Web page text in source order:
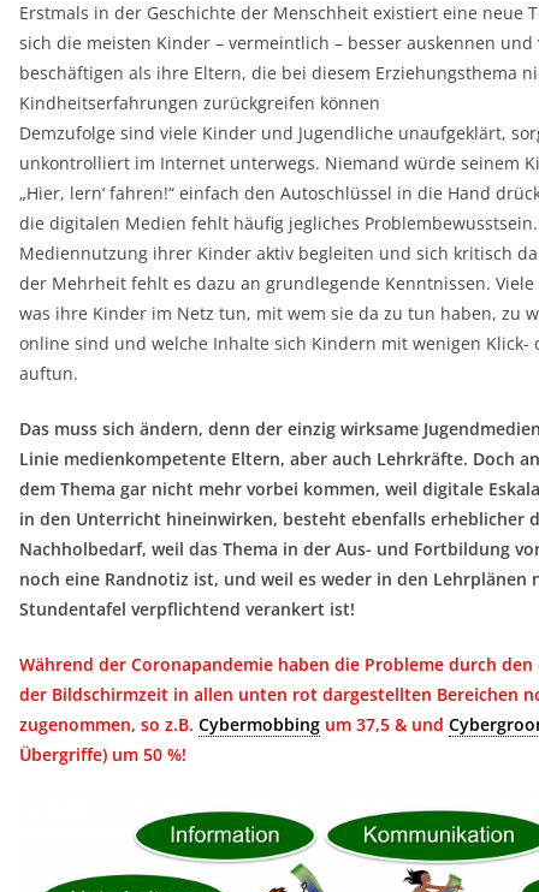
Erstmals in der Geschichte der Menschheit existiert eine neue
sich die meisten Kinder – vermeintlich – besser auskennen und
beschäftigen als ihre Eltern, die bei diesem Erziehungsthema
Kindheitserfahrungen zurückgreifen können
Demzufolge sind viele Kinder und Jugendliche unaufgeklärt,
unkontrolliert im Internet unterwegs. Niemand würde seinem
„Hier, lern‘ fahren!“ einfach den Autoschlüssel in die Hand
die digitalen Medien fehlt häufig jegliches
Mediennutzung ihrer Kinder aktiv begleiten und sich kritisch
der Mehrheit fehlt es dazu an grundlegende Kenntnissen.
was ihre Kinder im Netz tun, mit wem sie da zu tun haben, zu
online sind und welche Inhalte sich Kindern mit wenigen Klick-
auftun.
Das muss sich ändern, denn der einzig wirksame
Linie medienkompetente Eltern, aber auch Lehrkräfte. Doch
dem Thema gar nicht mehr vorbei kommen, weil digitale
in den Unterricht hineinwirken, besteht ebenfalls erheblicher
Nachholbedarf, weil das Thema in der Aus- und Fortbildung
noch eine Randnotiz ist, und weil es weder in den Lehrplänen
Stundentafel verpflichtend verankert ist!
Während der Coronapandemie haben die Probleme durch
der Bildschirmzeit in allen unten rot dargestellten Bereichen
zugenommen, so z.B. Cybermobbing um 37,5 & und
Übergriffe) um 50 %!